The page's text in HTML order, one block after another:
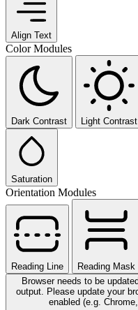
Align Text
Color Modules
Dark Contrast Light Contrast
Saturation
Orientation Modules
Reading Line
Reading Mask
Browser needs to be updated
output. Please update your
enabled (e.g.